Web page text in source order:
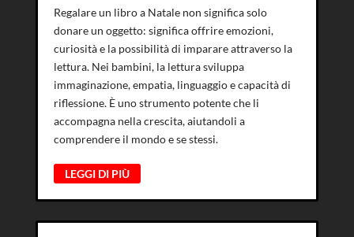
Regalare un libro a Natale non significa solo
donare un oggetto: significa offrire emozioni,
curiosità e la possibilità di imparare attraverso la
lettura. Nei bambini, la lettura sviluppa
immaginazione, empatia, linguaggio e capacità di
riflessione. È uno strumento potente che li
accompagna nella crescita, aiutandoli a
comprendere il mondo e se stessi.
LEGGI DI PIÙ